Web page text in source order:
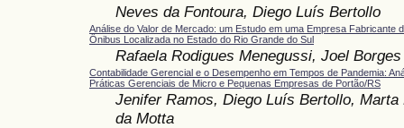
Neves da Fontoura, Diego Luís Bertollo
Análise do Valor de Mercado: um Estudo em uma Empresa Fabricante
Ônibus Localizada no Estado do Rio Grande do Sul
Rafaela Rodigues Menegussi, Joel
Contabilidade Gerencial e o Desempenho em Tempos de Pandemia:
Práticas Gerenciais de Micro e Pequenas Empresas de Portão/RS
Jenifer Ramos, Diego Luís Bertollo, Marta
da Motta